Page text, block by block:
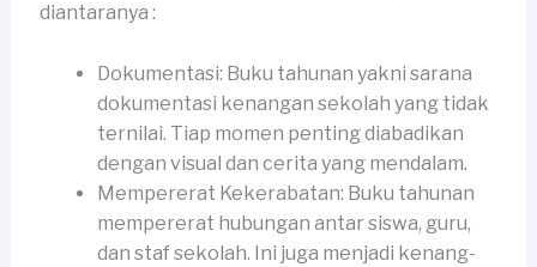
diantaranya :
Dokumentasi: Buku tahunan yakni sarana
dokumentasi kenangan sekolah yang tidak
ternilai. Tiap momen penting diabadikan
dengan visual dan cerita yang mendalam.
Mempererat Kekerabatan: Buku tahunan
mempererat hubungan antar siswa, guru,
dan staf sekolah. Ini juga menjadi kenang-